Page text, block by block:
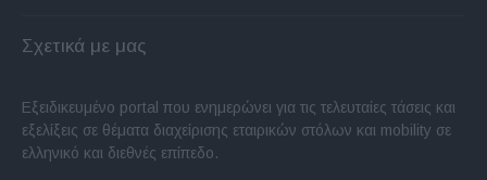
Σχετικά με μας
Εξειδικευμένο portal που ενημερώνει για τις τελευταίες τάσεις και
εξελίξεις σε θέματα διαχείρισης εταιρικών στόλων και mobility σε
ελληνικό και διεθνές επίπεδο.